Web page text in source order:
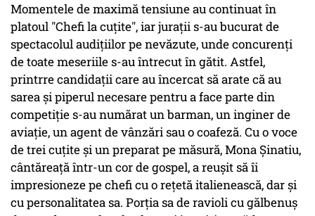
Momentele de maximă tensiune au continuat în
platoul "Chefi la cuțite", iar jurații s-au bucurat de
spectacolul audițiilor pe nevăzute, unde concurenți
de toate meseriile s-au întrecut în gătit. Astfel,
printrre candidații care au încercat să arate că au
sarea și piperul necesare pentru a face parte din
competiție s-au numărat un barman, un inginer de
aviație, un agent de vânzări sau o coafeză. Cu o voce
de trei cuțite și un preparat pe măsură, Mona Șinatiu,
cântăreață într-un cor de gospel, a reușit să îi
impresioneze pe chefi cu o rețetă italienească, dar și
cu personalitatea sa. Porția sa de ravioli cu gălbenuș